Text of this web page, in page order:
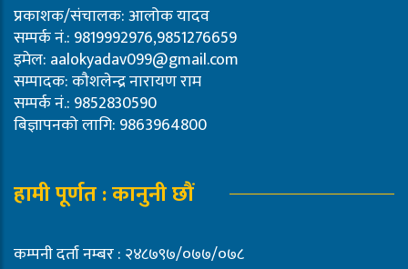
प्रकाशक/संचालक: आलोक यादव
सम्पर्क नं.: 9819992976,9851276659
इमेल: aalokyadav099@gmail.com
सम्पादक: कौशलेन्द्र नारायण राम
सम्पर्क नं.: 9852830590
बिज्ञापनको लागि: 9863964800
हामी पूर्णत : कानुनी छौं
कम्पनी दर्ता नम्बर : २४८७९७/०७७/०७८